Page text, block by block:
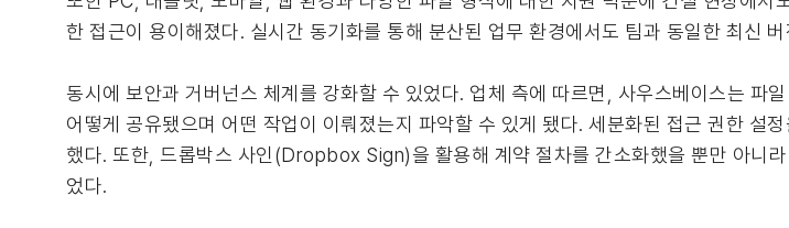
한 접근이 용이해졌다. 실시간 동기화를 통해 분산된 업무 환경에서도 팀과 동일한 최신
동시에 보안과 거버넌스 체계를 강화할 수 있었다. 업체 측에 따르면, 사우스베이스는 파
어떻게 공유됐으며 어떤 작업이 이뤄졌는지 파악할 수 있게 됐다. 세분화된 접근 권한 설
했다. 또한, 드롭박스 사인(Dropbox Sign)을 활용해 계약 절차를 간소화했을 뿐만 아니
었다.